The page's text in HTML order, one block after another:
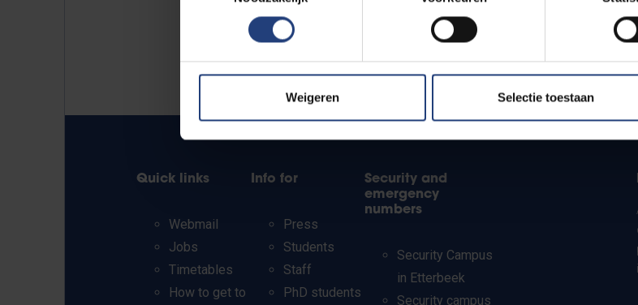
Weigeren Selectie toestaan
Quick links
Webmail
Jobs
Timetables
How to get to
Info for
Press
Students
Staff
PhD students
Security and
emergency
numbers
Security Campus
in Etterbeek
Security campus